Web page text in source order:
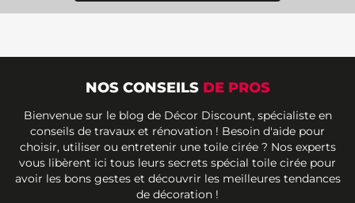
NOS CONSEILS DE PROS
Bienvenue sur le blog de Décor Discount, spécialiste en
conseils de travaux et rénovation ! Besoin d'aide pour
choisir, utiliser ou entretenir une toile cirée ? Nos experts
vous libèrent ici tous leurs secrets spécial toile cirée pour
avoir les bons gestes et découvrir les meilleures tendances
de décoration !